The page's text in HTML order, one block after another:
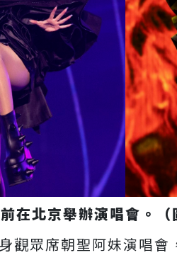
在北京舉辦演唱會。（
觀眾席朝聖阿妹演唱會